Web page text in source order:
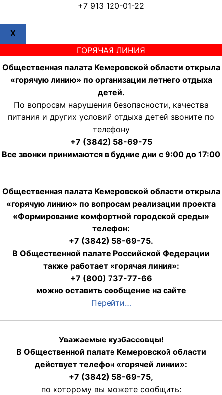
+7 913 120-01-22
X
ГОРЯЧАЯ ЛИНИЯ
Общественная палата Кемеровской области открыла
«горячую линию» по организации летнего отдыха
детей.
По вопросам нарушения безопасности, качества
питания и других условий отдыха детей звоните по
телефону
+7 (3842) 58-69-75
Все звонки принимаются в будние дни с 9:00 до 17:00
Общественная палата Кемеровской области открыла
«горячую линию» по вопросам реализации проекта
«Формирование комфортной городской среды»
телефон:
+7 (3842) 58-69-75.
В Общественной палате Российской Федерации
также работает «горячая линия»:
+7 (800) 737-77-66
можно оставить сообщение на сайте
Перейти…
Уважаемые кузбассовцы!
В Общественной палате Кемеровской области
действует телефон «горячей линии»:
+7 (3842) 58-69-75,
по которому вы можете сообщить: